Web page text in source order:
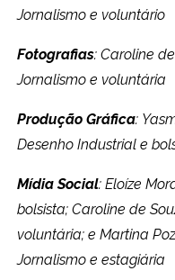
Jornalismo e voluntário
Fotografias: Caroline
Jornalismo e voluntária
Produção Gráfica:
Desenho Industrial e
Mídia Social: Eloíze
bolsista; Caroline de
voluntária; e Martina
Jornalismo e estagiária